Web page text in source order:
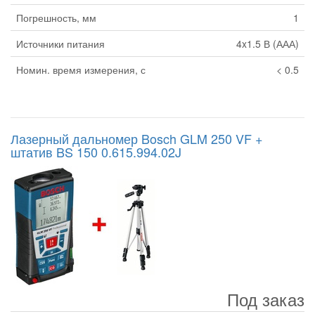
Погрешность, мм
1
Источники питания
4x1.5 В (ААА)
Номин. время измерения, с
< 0.5
Лазерный дальномер Bosch GLM 250 VF +
штатив BS 150 0.615.994.02J
Под заказ